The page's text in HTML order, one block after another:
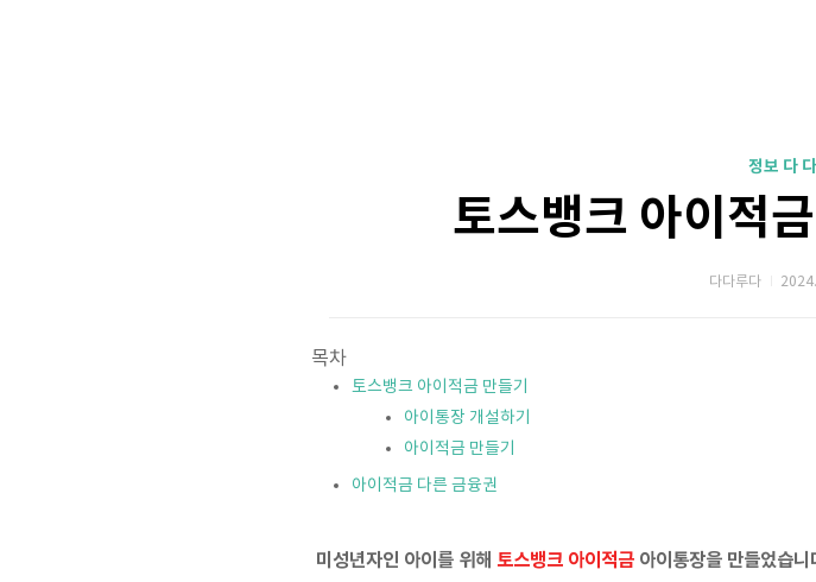
정보 다
토스뱅크 아이적
다다루다
목차
토스뱅크 아이적금 만들기
아이통장 개설하기
아이적금 만들기
아이적금 다른 금융권
미성년자인 아이를 위해 토스뱅크 아이적금 아이통장을 만들었습